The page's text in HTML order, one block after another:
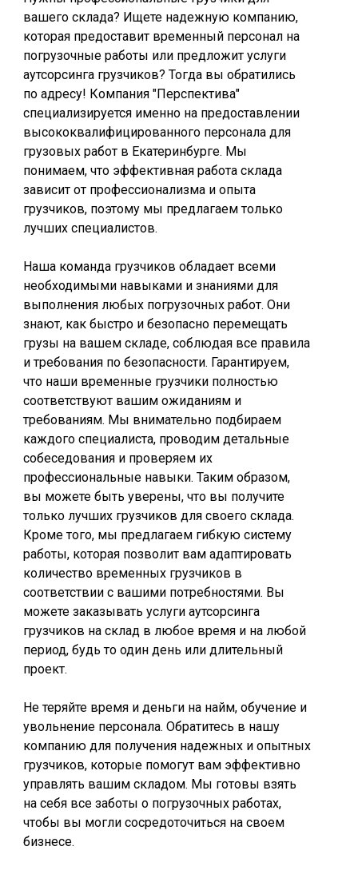
вашего склада? Ищете надежную компанию,
которая предоставит временный персонал на
погрузочные работы или предложит услуги
аутсорсинга грузчиков? Тогда вы обратились
по адресу! Компания "Перспектива"
специализируется именно на предоставлении
высококвалифицированного персонала для
грузовых работ в Екатеринбурге. Мы
понимаем, что эффективная работа склада
зависит от профессионализма и опыта
грузчиков, поэтому мы предлагаем только
лучших специалистов.
Наша команда грузчиков обладает всеми
необходимыми навыками и знаниями для
выполнения любых погрузочных работ. Они
знают, как быстро и безопасно перемещать
грузы на вашем складе, соблюдая все правила
и требования по безопасности. Гарантируем,
что наши временные грузчики полностью
соответствуют вашим ожиданиям и
требованиям. Мы внимательно подбираем
каждого специалиста, проводим детальные
собеседования и проверяем их
профессиональные навыки. Таким образом,
вы можете быть уверены, что вы получите
только лучших грузчиков для своего склада.
Кроме того, мы предлагаем гибкую систему
работы, которая позволит вам адаптировать
количество временных грузчиков в
соответствии с вашими потребностями. Вы
можете заказывать услуги аутсорсинга
грузчиков на склад в любое время и на любой
период, будь то один день или длительный
проект.
Не теряйте время и деньги на найм, обучение и
увольнение персонала. Обратитесь в нашу
компанию для получения надежных и опытных
грузчиков, которые помогут вам эффективно
управлять вашим складом. Мы готовы взять
на себя все заботы о погрузочных работах,
чтобы вы могли сосредоточиться на своем
бизнесе.